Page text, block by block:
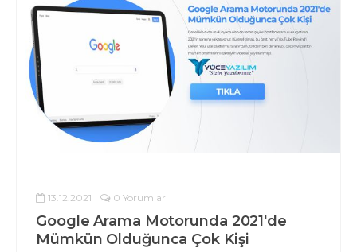
13.12.2021 0 Yorumlar
Google Arama Motorunda 2021'de
Mümkün Olduğunca Çok Kişi